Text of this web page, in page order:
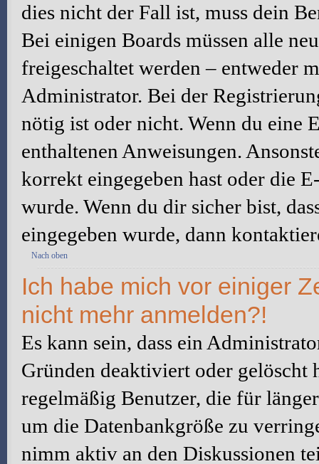
dies nicht der Fall ist, muss dein
Bei einigen Boards müssen alle
freigeschaltet werden – entweder
Administrator. Bei der
nötig ist oder nicht. Wenn du eine
enthaltenen Anweisungen.
korrekt eingegeben hast oder die
wurde. Wenn du dir sicher bist,
eingegeben wurde, dann
Nach oben
Ich habe mich vor einiger
nicht mehr anmelden?!
Es kann sein, dass ein
Gründen deaktiviert oder gelöscht
regelmäßig Benutzer, die für
um die Datenbankgröße zu
nimm aktiv an den Diskussionen